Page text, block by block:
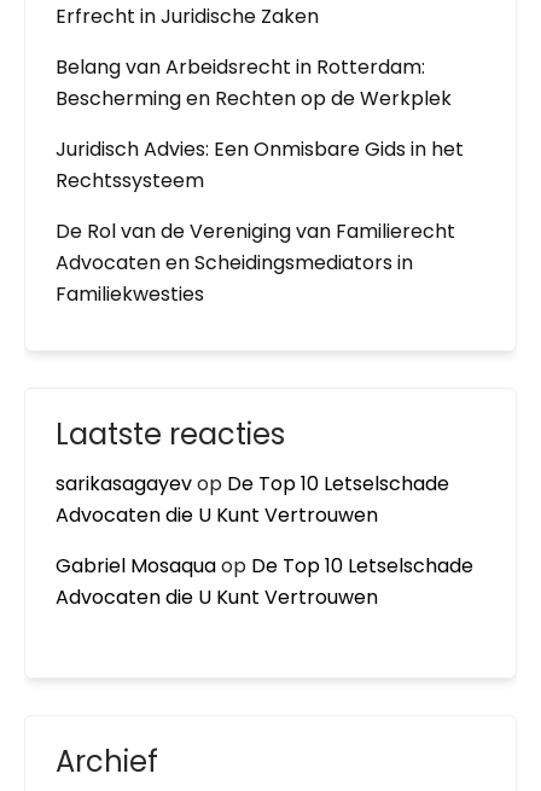
Erfrecht in Juridische Zaken
Belang van Arbeidsrecht in Rotterdam:
Bescherming en Rechten op de Werkplek
Juridisch Advies: Een Onmisbare Gids in het
Rechtssysteem
De Rol van de Vereniging van Familierecht
Advocaten en Scheidingsmediators in
Familiekwesties
Laatste reacties
sarikasagayevop De Top 10 Letselschade
Advocaten die U Kunt Vertrouwen
Gabriel Mosaquaop De Top 10 Letselschade
Advocaten die U Kunt Vertrouwen
Archief